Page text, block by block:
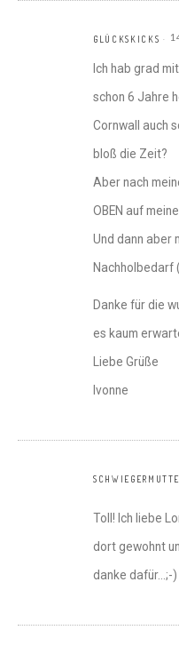
GLÜCKSKICKS
Ich hab grad
schon 6 Jahre
Cornwall auch
bloß die Zeit?
Aber nach
OBEN auf
Und dann aber
Nachholbedarf
Danke für die
es kaum
Liebe Grüße
Ivonne
Toll! Ich liebe
dort gewohnt
danke dafür…;-)